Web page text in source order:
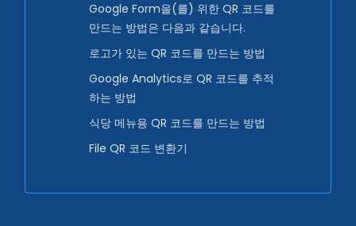
Google Form을(를) 위한 QR 코드를
만드는 방법은 다음과 같습니다.
로고가 있는 QR 코드를 만드는 방법
Google Analytics로 QR 코드를 추적
하는 방법
식당 메뉴용 QR 코드를 만드는 방법
File QR 코드 변환기